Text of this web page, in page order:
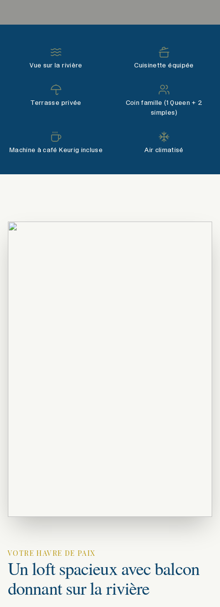
Vue sur la rivière Cuisinette équipée
Terrasse privée
Coin famille (1 Queen + 2
simples)
Machine à café Keurig incluse Air climatisé
VOTRE HAVRE DE PAIX
Un loft spacieux avec balcon
donnant sur la rivière